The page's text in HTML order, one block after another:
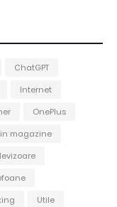
ChatGPT
Internet
OnePlus
magazine
Utile